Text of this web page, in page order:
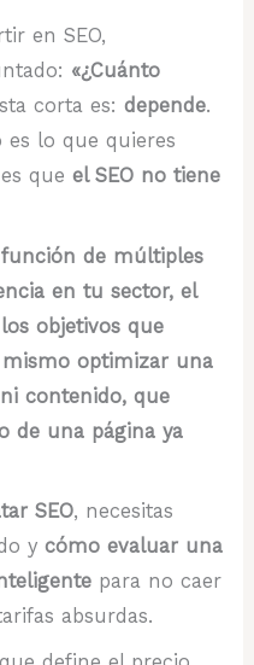
en SEO,
«¿Cuánto
corta es:depende.
es lo que quieres
es queel SEO no tiene
de múltiples
en tu sector, el
objetivos que
mismo optimizar una
contenido, que
de una página ya
SEO, necesitas
ycómo evaluar una
para no caer
absurdas.